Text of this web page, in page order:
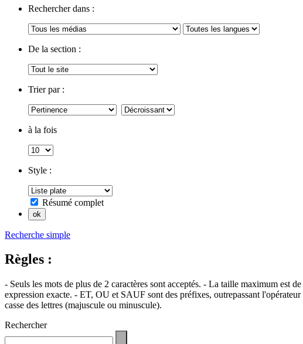
Rechercher dans :
De la section :
Trier par :
à la fois
Style :
Résumé complet
Recherche simple
Règles :
- Seuls les mots de plus de 2 caractères sont acceptés. - La taille maximum est
expression exacte. - ET, OU et SAUF sont des préfixes, outrepassant
casse des lettres (majuscule ou minuscule).
Rechercher